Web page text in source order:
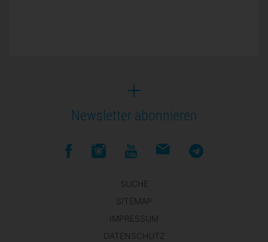
Newsletter abonnieren
SUCHE
SITEMAP
IMPRESSUM
DATENSCHUTZ